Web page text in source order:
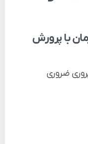
باپرورش
ضروری